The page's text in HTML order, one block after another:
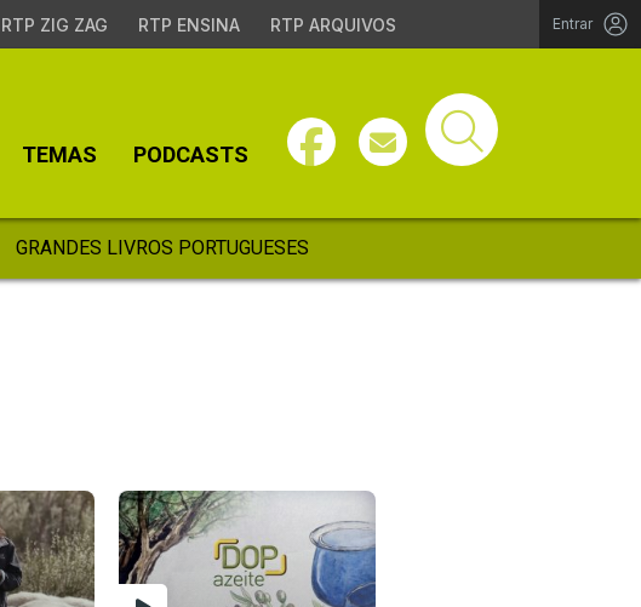
RTP ZIG ZAG RTP ENSINA RTP ARQUIVOS Entrar
TEMAS PODCASTS
GRANDES LIVROS PORTUGUESES